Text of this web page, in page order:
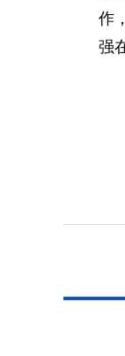
作
强